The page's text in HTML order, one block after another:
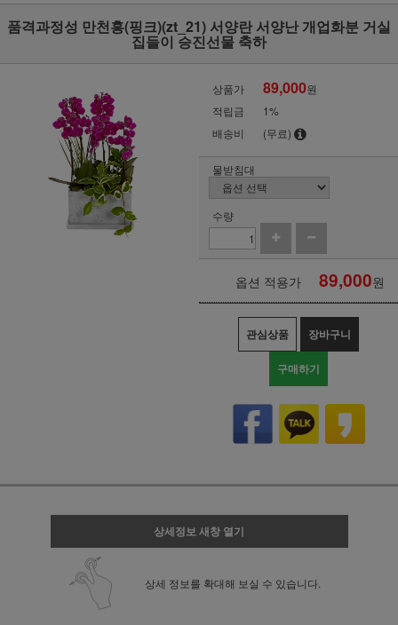
품격과정성 만천홍(핑크)(zt_21) 서양란 서양난 개업화분 거실
집들이 승진선물 축하
상품가 89,000원
적립금
1%
배송비
(무료)
물받침대
수량
옵션 적용가 89,000원
관심상품 장바구니
구매하기
상세정보 새창 열기
상세 정보를 확대해 보실 수 있습니다.